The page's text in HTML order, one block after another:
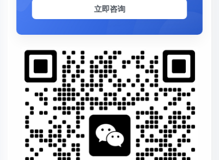
微信：xiaomage46831立即咨询